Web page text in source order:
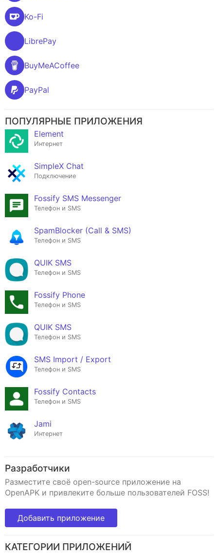
Ko-Fi
LibrePay
BuyMeACoffee
PayPal
ПОПУЛЯРНЫЕ ПРИЛОЖЕНИЯ
Element
Интернет
SimpleX Chat
Подключение
Fossify SMS Messenger
Телефон и SMS
SpamBlocker (Call & SMS)
Телефон и SMS
QUIK SMS
Телефон и SMS
Fossify Phone
Телефон и SMS
QUIK SMS
Телефон и SMS
SMS Import / Export
Телефон и SMS
Fossify Contacts
Телефон и SMS
Jami
Интернет
Разработчики
Разместите своё open-source приложение на
OpenAPK и привлеките больше пользователей FOSS!
Добавить приложение
КАТЕГОРИИ ПРИЛОЖЕНИЙ